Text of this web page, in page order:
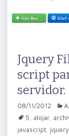
Jquery
script
servidor.
08/11/2012
5, alojar,
javascript, jquery